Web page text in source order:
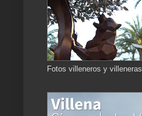
Fotos villeneros y villeneras